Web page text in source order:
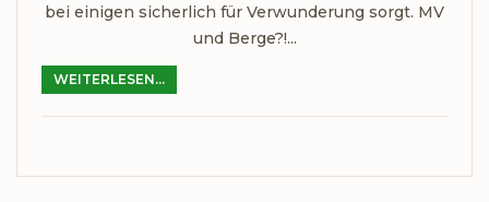
bei einigen sicherlich für Verwunderung sorgt. MV
und Berge?!...
WEITERLESEN...